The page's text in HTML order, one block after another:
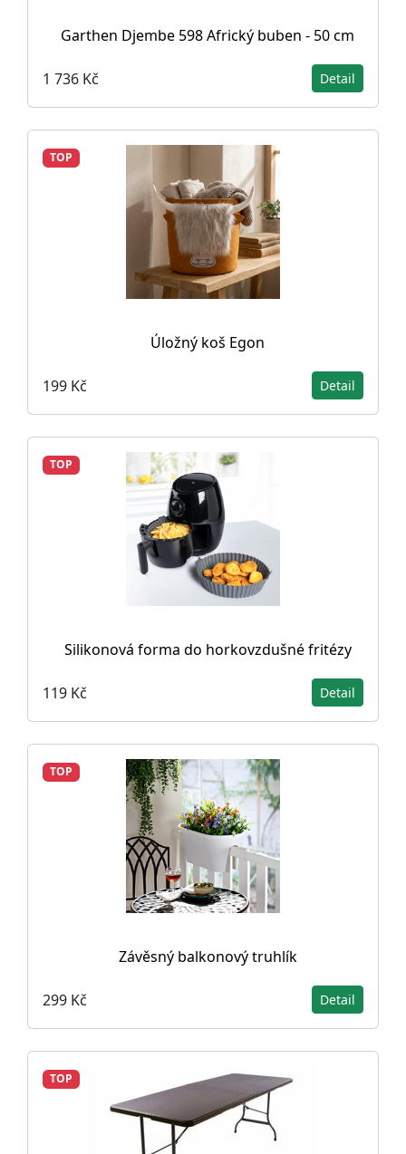
Garthen Djembe 598 Africký buben - 50 cm
1 736 Kč Detail
TOP
Úložný koš Egon
199 Kč Detail
TOP
Silikonová forma do horkovzdušné fritézy
119 Kč Detail
TOP
Závěsný balkonový truhlík
299 Kč Detail
TOP